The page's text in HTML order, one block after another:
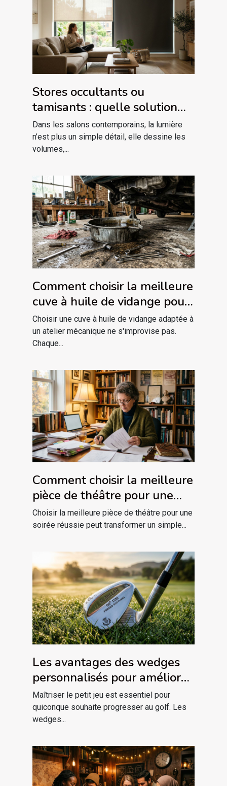
Stores occultants ou
tamisants : quelle solution
pour votre salon
contemporain ?
Dans les salons contemporains, la lumière
n’est plus un simple détail, elle dessine les
volumes,...
Comment choisir la meilleure
cuve à huile de vidange pour
votre atelier ?
Choisir une cuve à huile de vidange adaptée à
un atelier mécanique ne s'improvise pas.
Chaque...
Comment choisir la meilleure
pièce de théâtre pour une
soirée réussie ?
Choisir la meilleure pièce de théâtre pour une
soirée réussie peut transformer un simple...
Les avantages des wedges
personnalisés pour améliorer
votre jeu
Maîtriser le petit jeu est essentiel pour
quiconque souhaite progresser au golf. Les
wedges...